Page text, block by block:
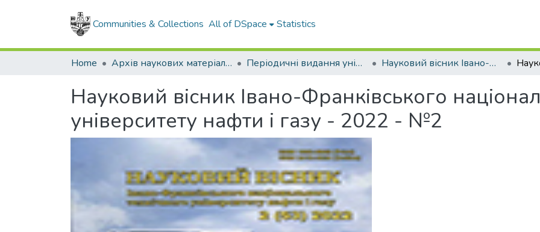
Communities & Collections All of DSpace Statistics
Home Архів наукових матеріалів Періодичні видання університету Науковий вісник Івано-Франківського національного технічного університету нафти і газу
Науковий вісник Івано-Франківського
університету нафти і газу - 2022 - №2